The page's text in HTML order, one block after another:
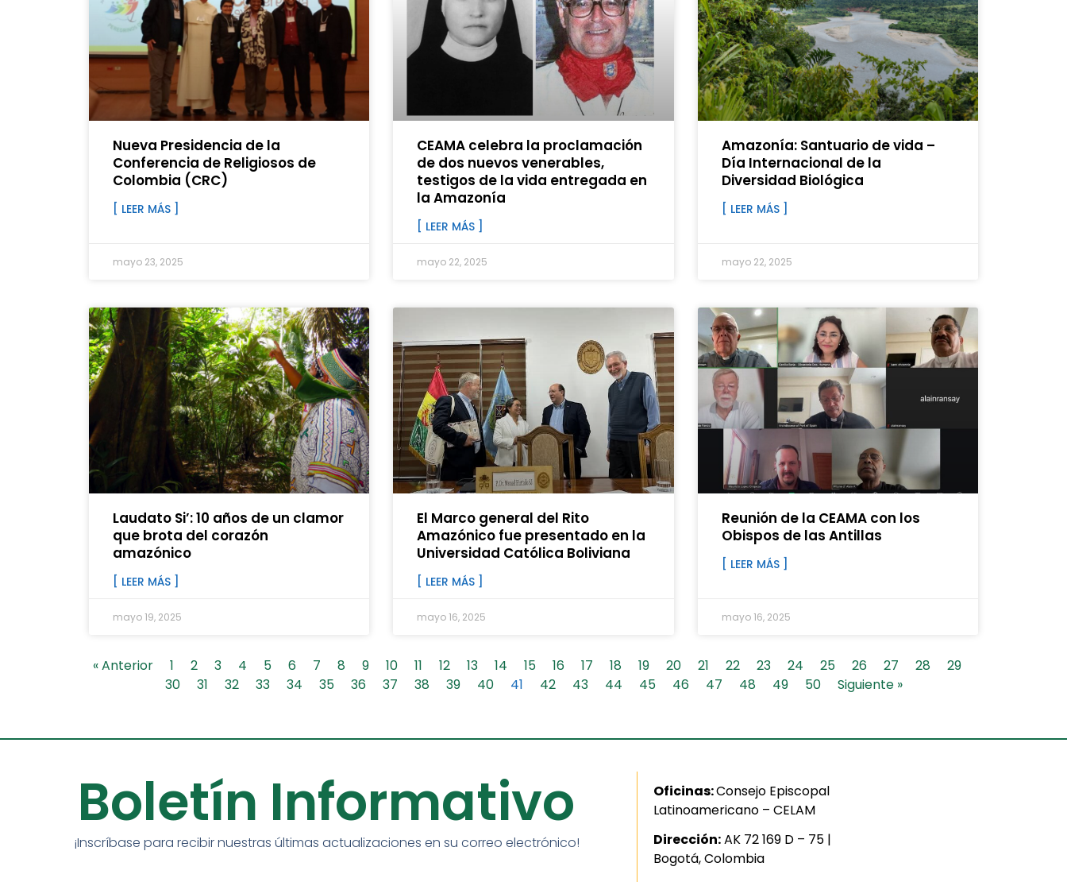
Nueva Presidencia de la
Conferencia de Religiosos de
Colombia (CRC)
[ LEER MÁS ]
mayo 23, 2025
CEAMA celebra la proclamación
de dos nuevos venerables,
testigos de la vida entregada en
la Amazonía
[ LEER MÁS ]
mayo 22, 2025
Amazonía: Santuario de vida –
Día Internacional de la
Diversidad Biológica
[ LEER MÁS ]
mayo 22, 2025
Laudato Si’: 10 años de un clamor
que brota del corazón
amazónico
[ LEER MÁS ]
mayo 19, 2025
El Marco general del Rito
Amazónico fue presentado en la
Universidad Católica Boliviana
[ LEER MÁS ]
mayo 16, 2025
​​Reunión de la CEAMA con los
Obispos de las Antillas
[ LEER MÁS ]
mayo 16, 2025
« Anterior 1 2 3 4 5 6 7 8 9 10 11 12 13 14 15 16 17 18 19 20 21 22 23 24 25 26 27 28
29
30
31 32 33 34 35 36 37 38 39 40 41 42 43 44 45 46 47 48 49 50 Siguiente »
Boletín Informativo
¡Inscríbase para recibir nuestras últimas actualizaciones en su correo electrónico!
Oficinas:Consejo Episcopal
Latinoamericano – CELAM
Dirección:AK 72 169 D – 75 |
Bogotá, Colombia